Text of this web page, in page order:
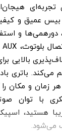
تجربه‌ای
بیس عمیق و
و
بالایی
می‌کند. باتری
زمان و مکان
با توان
می‌شود.